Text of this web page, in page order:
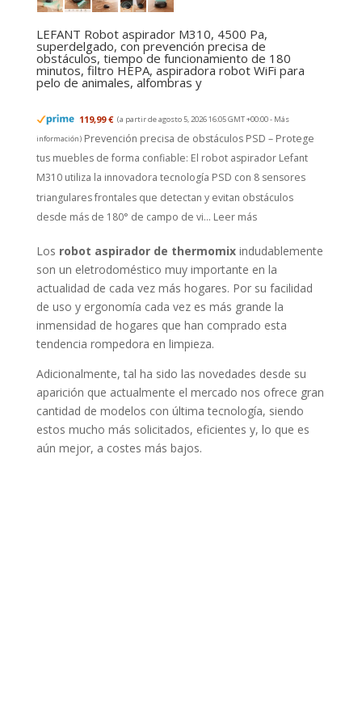
LEFANT Robot aspirador M310, 4500 Pa,
superdelgado, con prevención precisa de
obstáculos, tiempo de funcionamiento de 180
minutos, filtro HEPA, aspiradora robot WiFi para
pelo de animales, alfombras y
119,99 € (a partir de agosto 5, 2026 16:05 GMT +00:00 - Más
información) Prevención precisa de obstáculos PSD – Protege
tus muebles de forma confiable: El robot aspirador Lefant
M310 utiliza la innovadora tecnología PSD con 8 sensores
triangulares frontales que detectan y evitan obstáculos
desde más de 180° de campo de vi... Leer más
Los robot aspirador de thermomixindudablemente
son un eletrodoméstico muy importante en la
actualidad de cada vez más hogares. Por su facilidad
de uso y ergonomía cada vez es más grande la
inmensidad de hogares que han comprado esta
tendencia rompedora en limpieza.
Adicionalmente, tal ha sido las novedades desde su
aparición que actualmente el mercado nos ofrece gran
cantidad de modelos con última tecnología, siendo
estos mucho más solicitados, eficientes y, lo que es
aún mejor, a costes más bajos.